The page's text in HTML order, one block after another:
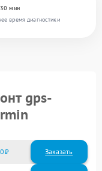
30 мин
время диагностики
gps-
0 Заказать